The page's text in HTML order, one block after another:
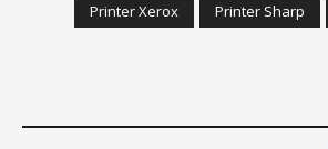
Printer Sharp
Printer Xerox